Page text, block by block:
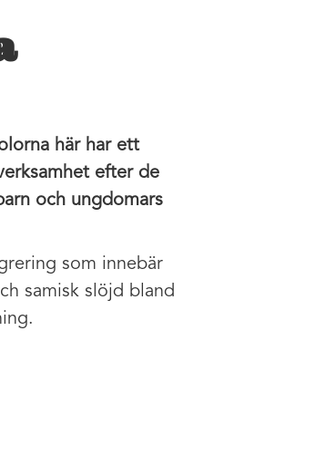
här har ett
efter de
och ungdomars
som innebär
samisk slöjd bland